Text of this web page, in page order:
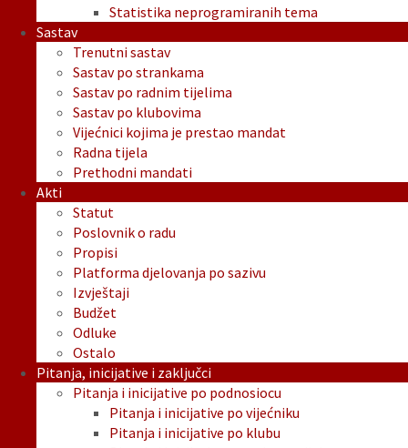
Statistika neprogramiranih tema
Sastav
Trenutni sastav
Sastav po strankama
Sastav po radnim tijelima
Sastav po klubovima
Vijećnici kojima je prestao mandat
Radna tijela
Prethodni mandati
Akti
Statut
Poslovnik o radu
Propisi
Platforma djelovanja po sazivu
Izvještaji
Budžet
Odluke
Ostalo
Pitanja, inicijative i zaključci
Pitanja i inicijative po podnosiocu
Pitanja i inicijative po vijećniku
Pitanja i inicijative po klubu